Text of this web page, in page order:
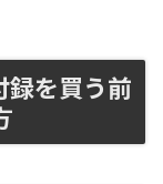
を買う前